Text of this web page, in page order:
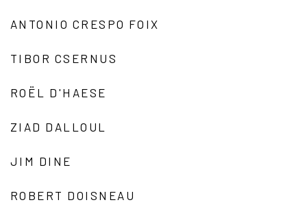
ANTONIO CRESPO FOIX
TIBOR CSERNUS
ROËL D'HAESE
ZIAD DALLOUL
JIM DINE
ROBERT DOISNEAU